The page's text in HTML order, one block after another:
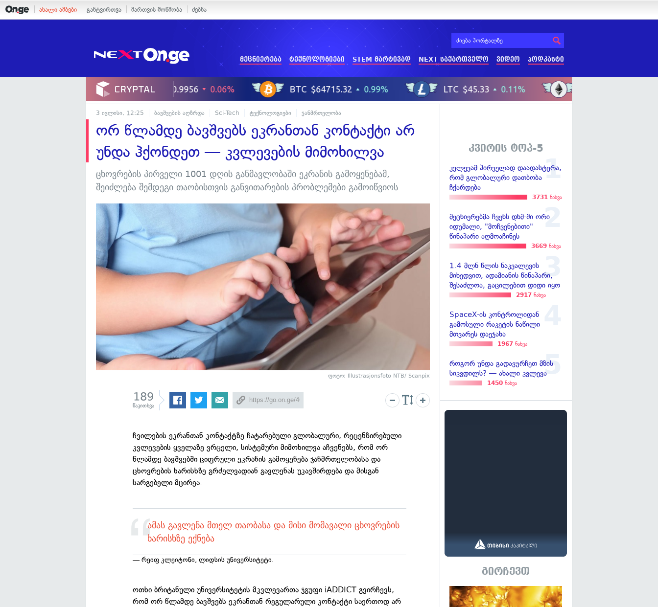
ახალი ამბები განტვირთვა მართვის მოწმობა ძებნა
მეცნიერება ტექნოლოგიები STEM მარტივად NEXT საქართველო ვიდეო პოდკასტი
3 ივლისი, 12:25 ბავშვების აღზრდა Sci-Tech ტექნოლოგიები ჯანმრთელობა
ორ წლამდე ბავშვებს ეკრანთან კონტაქტი არ
უნდა ჰქონდეთ — კვლევების მიმოხილვა
ცხოვრების პირველი 1001 დღის განმავლობაში ეკრანის გამოყენებამ,
შეიძლება შემდეგი თაობისთვის განვითარების პრობლემები გამოიწვიოს
ფოტო: Illustrasjonsfoto NTB/ Scanpix
189
წაკითხვა
ჩვილების ეკრანთან კონტაქტზე ჩატარებული გლობალური, რეცენზირებული
კვლევების ყველაზე ვრცელი, სისტემური მიმოხილვა აჩვენებს, რომ ორ
წლამდე ბავშვებში ციფრული ეკრანის გამოყენება ჯანმრთელობასა და
ცხოვრების ხარისხზე გრძელვადიან გავლენას უკავშირდება და მისგან
სარგებელი მცირეა.
ამას გავლენა მთელ თაობასა და მისი მომავალი ცხოვრების
ხარისხზე ექნება
— რეიფ კლეიტონი, ლიდსის უნივერსიტეტი.
ოთხი ბრიტანული უნივერსიტეტის მკვლევართა ჯგუფი iADDICT გვირჩევს,
რომ ორ წლამდე ბავშვებს ეკრანთან რეგულარული კონტაქტი საერთოდ არ
კვირის ტოპ-5
კვლევამ პირველად დაადასტურა,
რომ გლობალური დათბობა
ჩქარდება
3731 ნახვა
მეცნიერებმა ჩვენს დნმ-ში ორი
იდუმალი, "მოჩვენებითი"
წინაპარი აღმოაჩინეს
3669 ნახვა
1.4 მლნ წლის ნაკვალევის
მიხედვით, ადამიანის წინაპარი,
შესაძლოა, გაცილებით დიდი იყო
2917 ნახვა
SpaceX-ის კონტროლიდან
გამოსული რაკეტის ნაწილი
მთვარეს დაეჯახა
1967 ნახვა
როგორ უნდა გადავურჩეთ მზის
სიკვდილს? — ახალი კვლევა
1450 ნახვა
გირჩევთ